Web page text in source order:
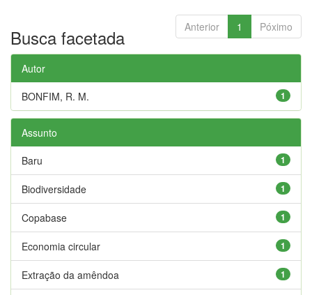
Anterior 1 Póximo
Busca facetada
Autor
1
BONFIM, R. M.
Assunto
1
Baru
1
Biodiversidade
1
Copabase
1
Economia circular
1
Extração da amêndoa